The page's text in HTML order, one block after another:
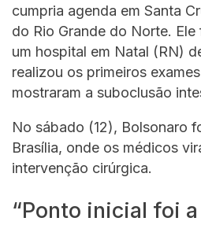
cumpria agenda em Santa
do Rio Grande do Norte.
um hospital em Natal (RN)
realizou os primeiros
mostraram a suboclusão
No sábado (12), Bolsonaro
Brasília, onde os médicos
intervenção cirúrgica.
“Ponto inicial foi